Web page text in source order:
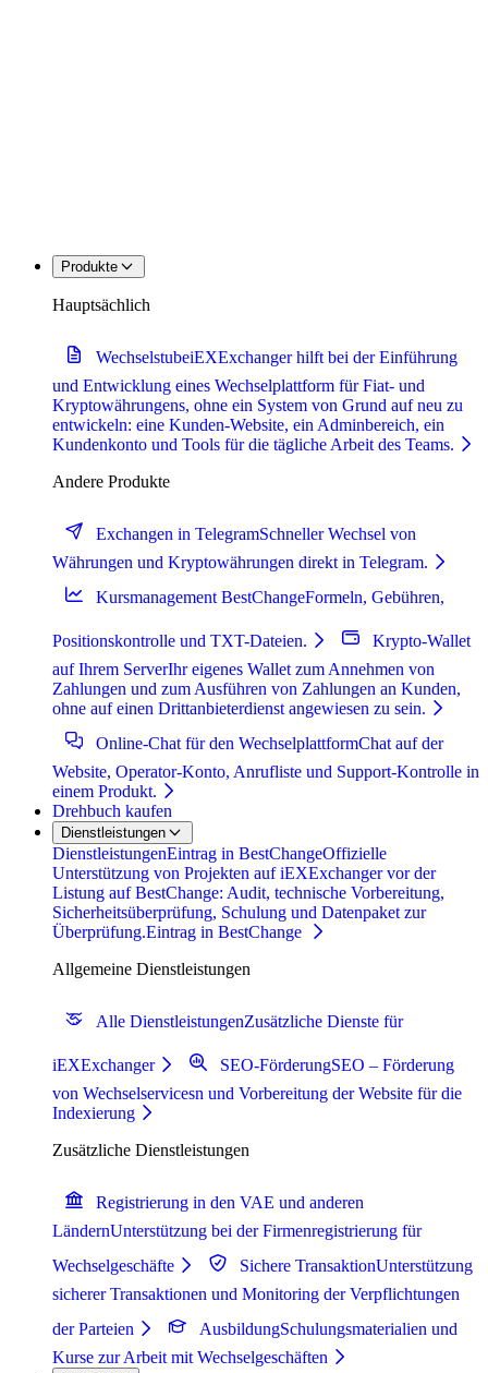
Produkte
Hauptsächlich
WechselstubeiEXExchanger hilft bei der Einführung
und Entwicklung eines Wechselplattform für Fiat- und
Kryptowährungens, ohne ein System von Grund auf neu zu
entwickeln: eine Kunden-Website, ein Adminbereich, ein
Kundenkonto und Tools für die tägliche Arbeit des Teams.
Andere Produkte
Exchangen in TelegramSchneller Wechsel von
Währungen und Kryptowährungen direkt in Telegram.
Kursmanagement BestChangeFormeln, Gebühren,
Positionskontrolle und TXT-Dateien.
Krypto-Wallet
auf Ihrem ServerIhr eigenes Wallet zum Annehmen von
Zahlungen und zum Ausführen von Zahlungen an Kunden,
ohne auf einen Drittanbieterdienst angewiesen zu sein.
Online-Chat für den WechselplattformChat auf der
Website, Operator-Konto, Anrufliste und Support-Kontrolle in
einem Produkt.
Drehbuch kaufen
Dienstleistungen
DienstleistungenEintrag in BestChangeOffizielle
Unterstützung von Projekten auf iEXExchanger vor der
Listung auf BestChange: Audit, technische Vorbereitung,
Sicherheitsüberprüfung, Schulung und Datenpaket zur
Überprüfung.Eintrag in BestChange
Allgemeine Dienstleistungen
Alle DienstleistungenZusätzliche Dienste für
iEXExchanger SEO-FörderungSEO – Förderung
von Wechselservicesn und Vorbereitung der Website für die
Indexierung
Zusätzliche Dienstleistungen
Registrierung in den VAE und anderen
LändernUnterstützung bei der Firmenregistrierung für
Wechselgeschäfte
Sichere TransaktionUnterstützung
sicherer Transaktionen und Monitoring der Verpflichtungen
der Parteien
AusbildungSchulungsmaterialien und
Kurse zur Arbeit mit Wechselgeschäften